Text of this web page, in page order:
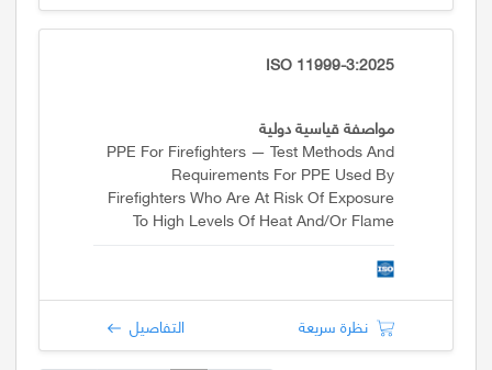
ISO 11999-3:2025
مواصفة قياسية دولية
PPE For Firefighters — Test Methods And
Requirements For PPE Used By
Firefighters Who Are At Risk Of Exposure
To High Levels Of Heat And/or Flame
Structures — Part 3: Clothing
نظرة سريعة التفاصيل